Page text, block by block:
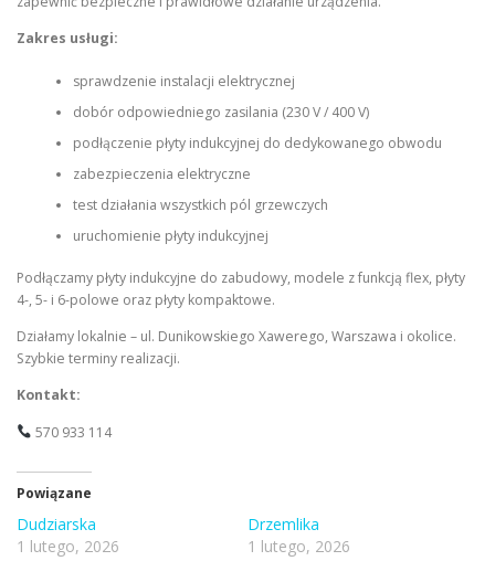
Zakres usługi:
sprawdzenie instalacji elektrycznej
dobór odpowiedniego zasilania (230 V / 400 V)
podłączenie płyty indukcyjnej do dedykowanego obwodu
zabezpieczenia elektryczne
test działania wszystkich pól grzewczych
uruchomienie płyty indukcyjnej
Podłączamy płyty indukcyjne do zabudowy, modele z funkcją flex, płyty
4-, 5- i 6-polowe oraz płyty kompaktowe.
Działamy lokalnie – ul. Dunikowskiego Xawerego, Warszawa i okolice.
Szybkie terminy realizacji.
Kontakt:
570 933 114
Powiązane
Dudziarska
1 lutego, 2026
Drzemlika
1 lutego, 2026